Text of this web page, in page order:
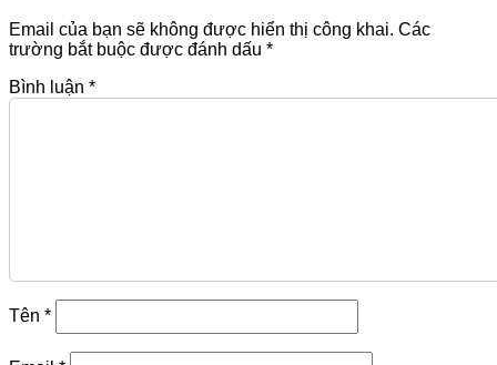
Email của bạn sẽ không được hiển thị công khai. Các
trường bắt buộc được đánh dấu *
Bình luận *
Tên *